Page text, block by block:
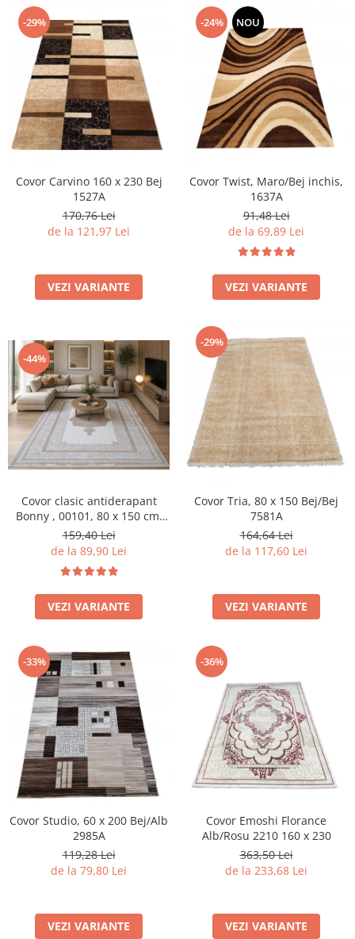
-29%
Covor Carvino 160 x 230 Bej
1527A
170,76 Lei
de la 121,97 Lei
VEZI VARIANTE
-24% NOU
Covor Twist, Maro/Bej inchis,
1637A
91,48 Lei
de la 69,89 Lei
VEZI VARIANTE
-44%
Covor clasic antiderapant
Bonny , 00101, 80 x 150 cm,
Crem Ivory, Grosime 5mm
159,40 Lei
de la 89,90 Lei
VEZI VARIANTE
-29%
Covor Tria, 80 x 150 Bej/Bej
7581A
164,64 Lei
de la 117,60 Lei
VEZI VARIANTE
-33%
Covor Studio, 60 x 200 Bej/Alb
2985A
119,28 Lei
de la 79,80 Lei
VEZI VARIANTE
-36%
Covor Emoshi Florance
Alb/Rosu 2210 160 x 230
363,50 Lei
de la 233,68 Lei
VEZI VARIANTE